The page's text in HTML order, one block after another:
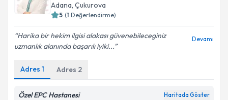
E-posta Adresiniz
Metni 'ni okudum ve kişisel verilerimin belirtilen
Adana, Çukurova
5 (1 Değerlendirme)
Harika bir hekim ilgisi alakası güvenebileceginiz
uzmanlık alanında başarılı iyiki...
Devamı
Adres 1 Adres 2
Özel EPC Hastanesi Haritada Göster